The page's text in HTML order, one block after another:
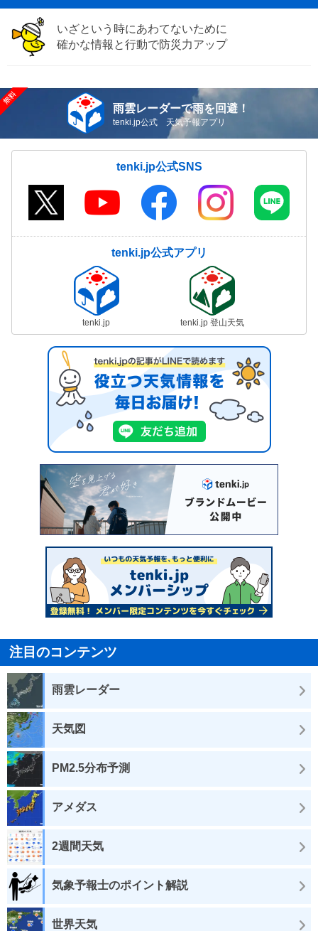
いざという時にあわてないために
確かな情報と行動で防災力アップ
雨雲レーダーで雨を回避！
tenki.jp公式 天気予報アプリ
tenki.jp公式SNS
tenki.jp公式アプリ
tenki.jp tenki.jp 登山天気
注目のコンテンツ
雨雲レーダー
天気図
PM2.5分布予測
アメダス
2週間天気
気象予報士のポイント解説
世界天気